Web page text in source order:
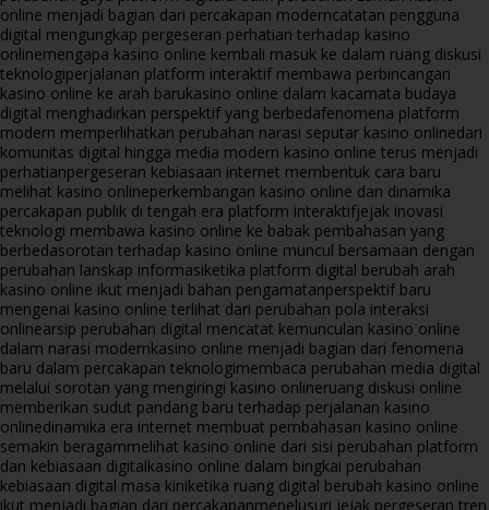
online menjadi bagian dari percakapan moderncatatan pengguna
digital mengungkap pergeseran perhatian terhadap kasino
onlinemengapa kasino online kembali masuk ke dalam ruang diskusi
teknologiperjalanan platform interaktif membawa perbincangan
kasino online ke arah barukasino online dalam kacamata budaya
digital menghadirkan perspektif yang berbedafenomena platform
modern memperlihatkan perubahan narasi seputar kasino onlinedari
komunitas digital hingga media modern kasino online terus menjadi
perhatianpergeseran kebiasaan internet membentuk cara baru
melihat kasino onlineperkembangan kasino online dan dinamika
percakapan publik di tengah era platform interaktifjejak inovasi
teknologi membawa kasino online ke babak pembahasan yang
berbedasorotan terhadap kasino online muncul bersamaan dengan
perubahan lanskap informasiketika platform digital berubah arah
kasino online ikut menjadi bahan pengamatanperspektif baru
mengenai kasino online terlihat dari perubahan pola interaksi
onlinearsip perubahan digital mencatat kemunculan kasino online
dalam narasi modernkasino online menjadi bagian dari fenomena
baru dalam percakapan teknologimembaca perubahan media digital
melalui sorotan yang mengiringi kasino onlineruang diskusi online
memberikan sudut pandang baru terhadap perjalanan kasino
onlinedinamika era internet membuat pembahasan kasino online
semakin beragammelihat kasino online dari sisi perubahan platform
dan kebiasaan digitalkasino online dalam bingkai perubahan
kebiasaan digital masa kiniketika ruang digital berubah kasino online
ikut menjadi bagian dari percakapanmenelusuri jejak pergeseran tren